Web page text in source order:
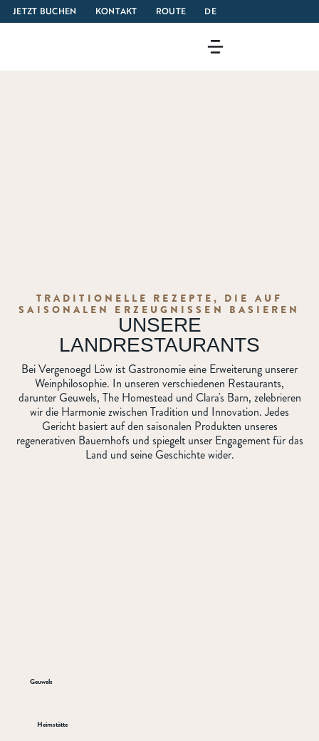
JETZT BUCHEN KONTAKT ROUTE DE
TRADITIONELLE REZEPTE, DIE AUF
SAISONALEN ERZEUGNISSEN BASIEREN
UNSERE
LANDRESTAURANTS
Bei Vergenoegd Löw ist Gastronomie eine Erweiterung unserer
Weinphilosophie. In unseren verschiedenen Restaurants,
darunter Geuwels, The Homestead und Clara's Barn, zelebrieren
wir die Harmonie zwischen Tradition und Innovation. Jedes
Gericht basiert auf den saisonalen Produkten unseres
regenerativen Bauernhofs und spiegelt unser Engagement für das
Land und seine Geschichte wider.
Geuwels
Heimstätte